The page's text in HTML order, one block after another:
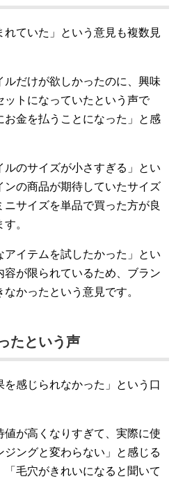
れていた」という意見も複数見
だけが欲しかったのに、興味
トになっていたという声で
金を払うことになった」と感
ルのサイズが小さすぎる」とい
ンの商品が期待していたサイズ
サイズを単品で買った方が良
。
イテムを試したかった」とい
容が限られているため、ブラン
かったという意見です。
たという声
を感じられなかった」という口
が高くなりすぎて、実際に使
ジングと変わらない」と感じる
毛穴がきれいになると聞いて